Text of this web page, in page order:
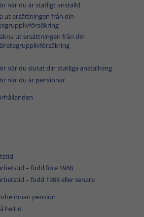
när du är statligt anställd
ut ersättningen från din
ut ersättningen från din
när du slutat din statliga anställning
när du är pensionär
– född före 1988
– född 1988 eller senare
innan pension
heltid